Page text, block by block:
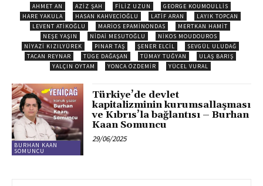
AHMET AN AZIZ ŞAH FILIZ UZUN
GEORGE KOUMOULLIS
HARE YAKULA
HASAN KAHVECIOĞLU LATIF ARAN
LAYIK TOPCAN
LEVENT ATIKOĞLU
MARIOS EPAMINONDAS
MERTKAN HAMIT
NEŞE YAŞIN
NIDAI MESUTOĞLU
NIKOS MOUDOUROS
NIYAZI KIZILYÜREK
PINAR TAŞ ŞENER ELCIL
SEVGÜL ULUDAĞ
TACAN REYNAR
TÜGE DAĞAŞAN TÜMAY TUĞYAN
ULAŞ BARIŞ
YALÇIN OYTAM
YONCA ÖZDEMIR YÜCEL VURAL
BURHAN KAAN
SOMUNCU
Türkiye’de devlet
kapitalizminin kurumsallaşması
ve Kıbrıs’la bağlantısı – Burhan
Kaan Somuncu
29/06/2025